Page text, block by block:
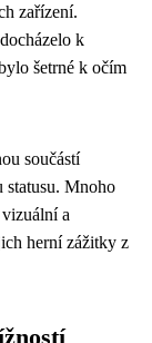
zařízení.
k
šetrné k očím
součástí
Mnoho
a
herní zážitky z